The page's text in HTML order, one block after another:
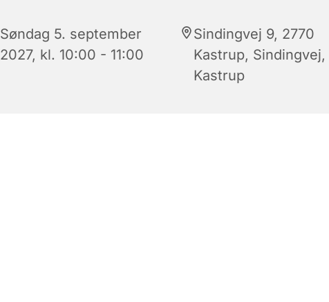
Søndag 5. september
2027, kl. 10:00 - 11:00
Sindingvej 9, 2770
Kastrup, Sindingvej,
Kastrup